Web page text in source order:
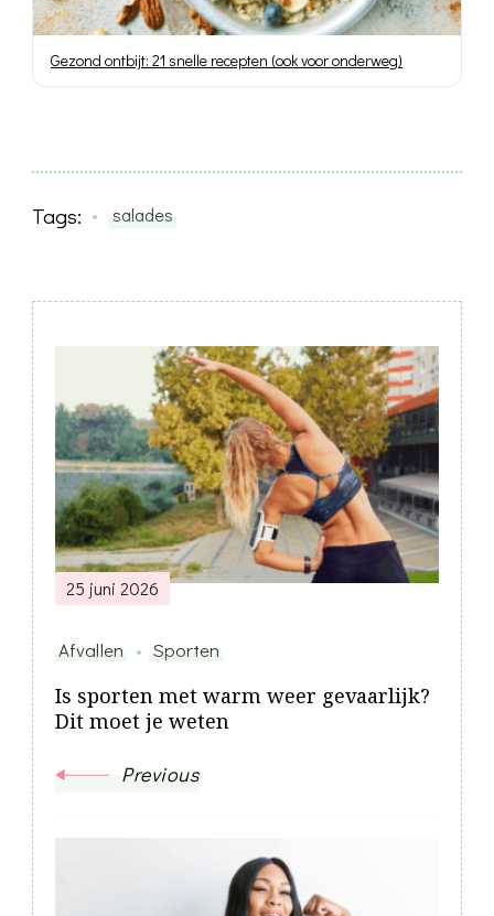
Gezond ontbijt: 21 snelle recepten (ook voor onderweg)
Tags: salades
Navigation
25 juni 2026
Afvallen Sporten
Is sporten met warm weer gevaarlijk?
Dit moet je weten
Previous